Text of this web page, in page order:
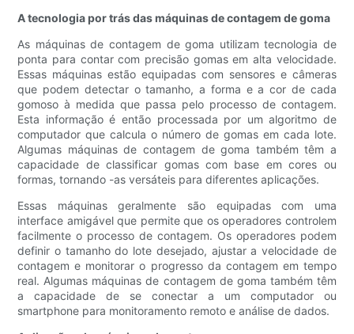
A tecnologia por trás das máquinas de contagem de goma
As máquinas de contagem de goma utilizam tecnologia de
ponta para contar com precisão gomas em alta velocidade.
Essas máquinas estão equipadas com sensores e câmeras
que podem detectar o tamanho, a forma e a cor de cada
gomoso à medida que passa pelo processo de contagem.
Esta informação é então processada por um algoritmo de
computador que calcula o número de gomas em cada lote.
Algumas máquinas de contagem de goma também têm a
capacidade de classificar gomas com base em cores ou
formas, tornando -as versáteis para diferentes aplicações.
Essas máquinas geralmente são equipadas com uma
interface amigável que permite que os operadores controlem
facilmente o processo de contagem. Os operadores podem
definir o tamanho do lote desejado, ajustar a velocidade de
contagem e monitorar o progresso da contagem em tempo
real. Algumas máquinas de contagem de goma também têm
a capacidade de se conectar a um computador ou
smartphone para monitoramento remoto e análise de dados.